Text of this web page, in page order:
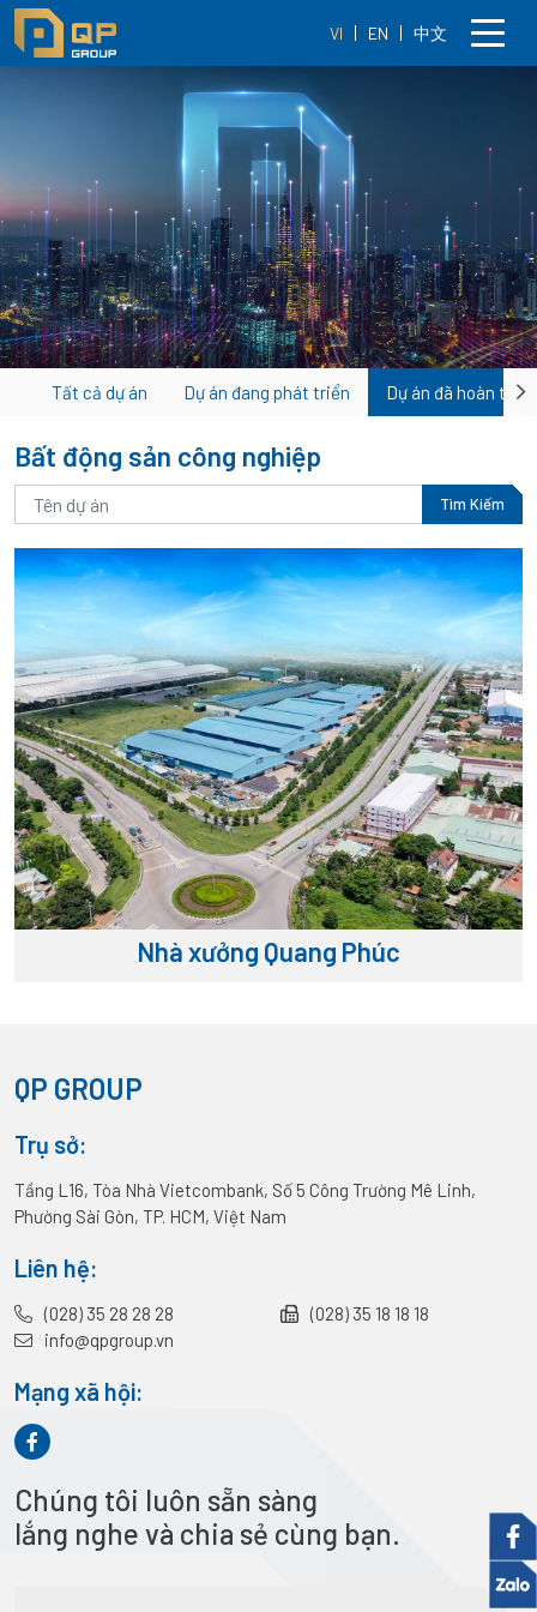
VI EN 中文
Tất cả dự án Dự án đang phát triển Dự án đã hoàn
Bất động sản công nghiệp
Nhà xưởng Quang Phúc
QP GROUP
Trụ sở:
Tầng L16, Tòa Nhà Vietcombank, Số 5 Công Trường Mê Linh,
Phường Sài Gòn, TP. HCM, Việt Nam
Liên hệ:
(028) 35 28 28 28
(028) 35 18 18 18
info@qpgroup.vn
Mạng xã hội:
Chúng tôi luôn sẵn sàng
lắng nghe và chia sẻ cùng bạn.